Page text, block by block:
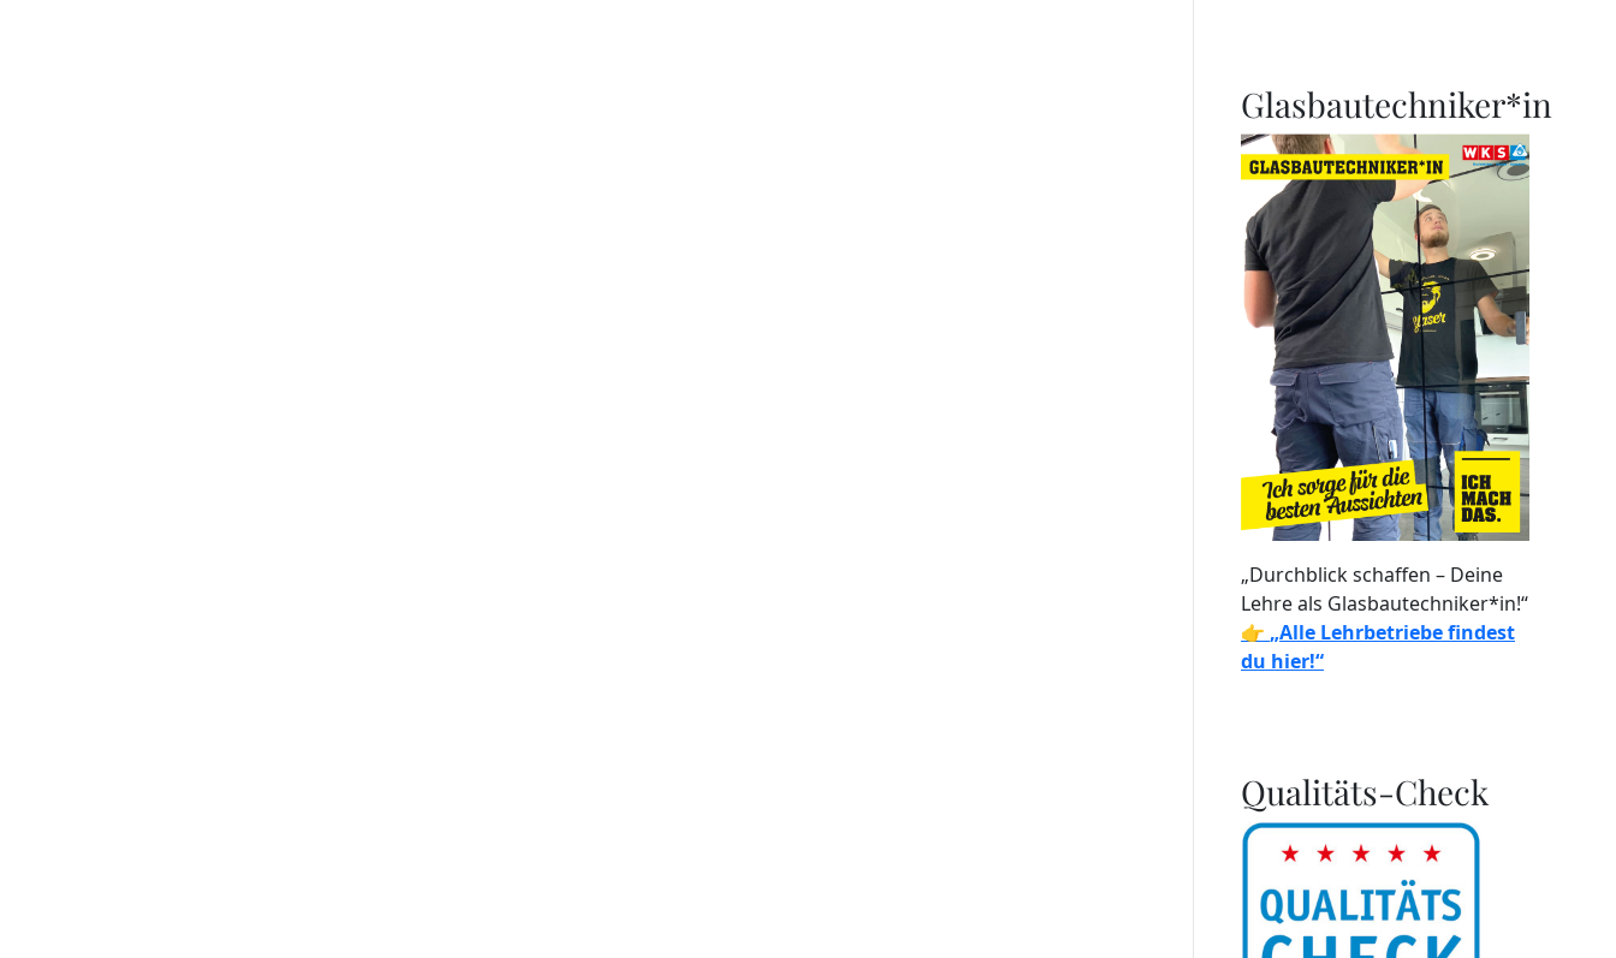
Glasbautechniker*in
„Durchblick schaffen – Deine
Lehre als Glasbautechniker*in!“
👉 „Alle Lehrbetriebe findest
du hier!“
Qualitäts-Check